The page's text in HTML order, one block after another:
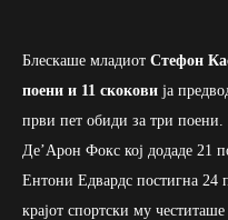
Блескаше младиот Стефон
поени и 11 скокови ја
први пет обиди за три
Де’Арон Фокс кој додаде 21
Ентони Едвардс постигна 24
крајот спортски му